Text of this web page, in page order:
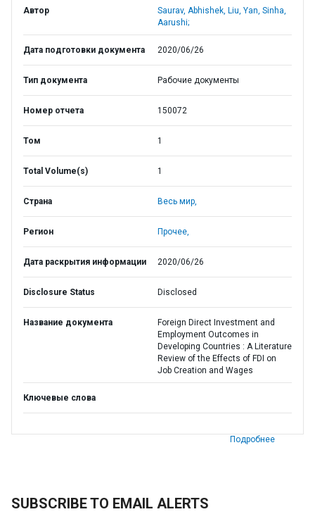
Автор
Saurav, Abhishek, Liu, Yan, Sinha,
Aarushi;
Дата подготовки документа 2020/06/26
Тип документа Рабочие документы
Номер отчета 150072
Том 1
Total Volume(s) 1
Страна Весь мир,
Регион Прочее,
Дата раскрытия информации 2020/06/26
Disclosure Status Disclosed
Название документа
Foreign Direct Investment and
Employment Outcomes in
Developing Countries : A Literature
Review of the Effects of FDI on
Job Creation and Wages
Ключевые слова
Подробнее
SUBSCRIBE TO EMAIL ALERTS